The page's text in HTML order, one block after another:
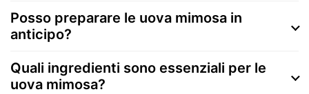
Posso preparare le uova mimosa in
anticipo?
Quali ingredienti sono essenziali per le
uova mimosa?